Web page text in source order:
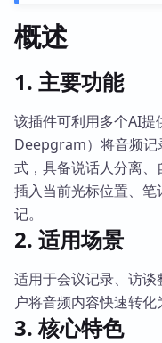
概述
1. 主要功能
该插件可利用多个AI提
Deepgram）将音频记
式，具备说话人分离
插入当前光标位置、
记。
2. 适用场景
适用于会议记录、访
户将音频内容快速转化
3. 核心特色